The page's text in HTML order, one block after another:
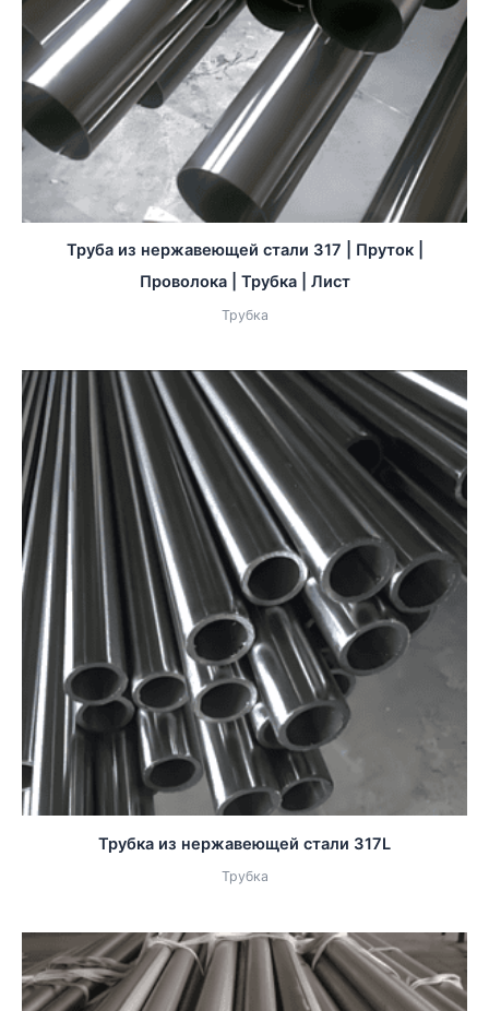
Труба из нержавеющей стали 317 | Пруток |
Проволока | Трубка | Лист
Трубка
Трубка из нержавеющей стали 317L
Трубка